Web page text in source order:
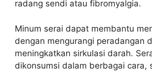
radang sendi atau fibromyalgia.
Minum serai dapat membantu
dengan mengurangi peradangan
meningkatkan sirkulasi darah.
dikonsumsi dalam berbagai cara,